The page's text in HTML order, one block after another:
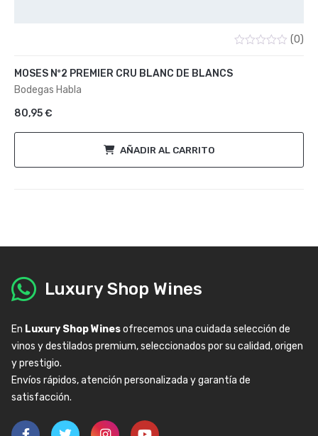
(0)
MOSES Nº2 PREMIER CRU BLANC DE BLANCS
Bodegas Habla
80,95€
AÑADIR AL CARRITO
Luxury Shop Wines
En Luxury Shop Winesofrecemos una cuidada selección de
vinos y destilados premium, seleccionados por su calidad, origen
y prestigio.
Envíos rápidos, atención personalizada y garantía de
satisfacción.